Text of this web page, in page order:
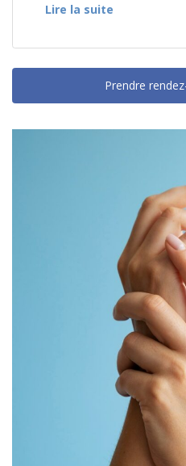
Lire la suite
Prendre